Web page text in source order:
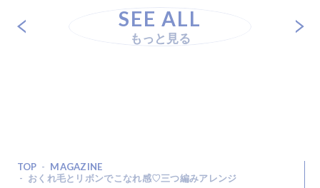
SEE ALL
もっと見る
TOP
MAGAZINE
おくれ毛とリボンでこなれ感♡三つ編みアレンジ